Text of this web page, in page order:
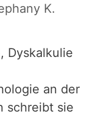
K.
an der
schreibt sie